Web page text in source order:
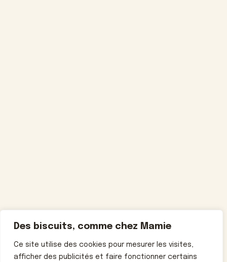
Des biscuits, comme chez Mamie
Ce site utilise des cookies pour mesurer les visites,
afficher des publicités et faire fonctionner certains